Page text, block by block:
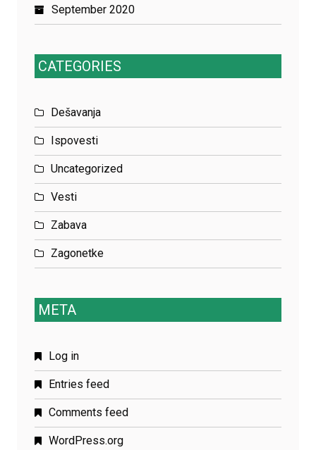
September 2020
CATEGORIES
Dešavanja
Ispovesti
Uncategorized
Vesti
Zabava
Zagonetke
META
Log in
Entries feed
Comments feed
WordPress.org